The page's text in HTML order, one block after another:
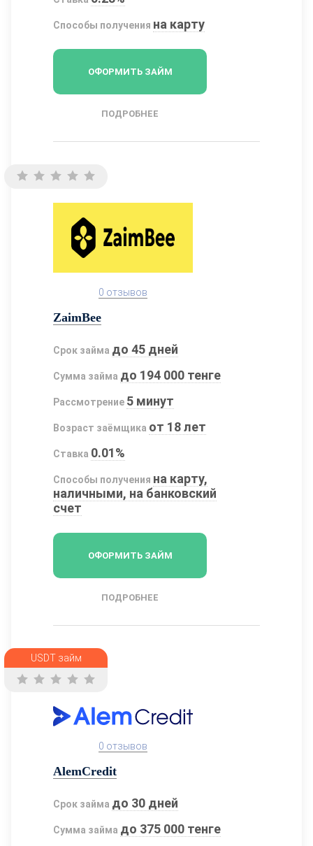
Способы получения на карту
ОФОРМИТЬ ЗАЙМ
ПОДРОБНЕЕ
0 отзывов
ZaimBee
Срок займа до 45 дней
Сумма займа до 194 000 тенге
Рассмотрение 5 минут
Возраст заёмщика от 18 лет
Ставка 0.01%
Способы получения на карту,
наличными, на банковский
счет
ОФОРМИТЬ ЗАЙМ
ПОДРОБНЕЕ
USDT займ
0 отзывов
AlemCredit
Срок займа до 30 дней
Сумма займа до 375 000 тенге